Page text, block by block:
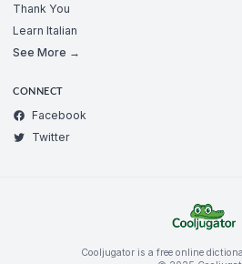
Thank You
Learn Italian
See More →
CONNECT
Facebook
Twitter
Cooljugator is a free online